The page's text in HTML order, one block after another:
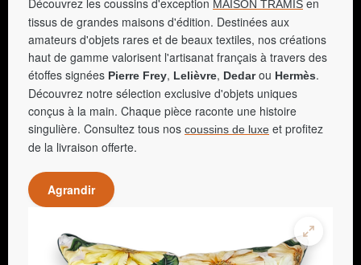
Découvrez les coussins d'exception MAISON TRAMIS en
tissus de grandes maisons d'édition. Destinées aux
amateurs d'objets rares et de beaux textiles, nos créations
haut de gamme valorisent l'artisanat français à travers des
étoffes signées Pierre Frey, Lelièvre, Dedarou Hermès.
Découvrez notre sélection exclusive d'objets uniques
conçus à la main. Chaque pièce raconte une histoire
singulière. Consultez tous nos coussins de luxe et profitez
de la livraison offerte.
Agrandir